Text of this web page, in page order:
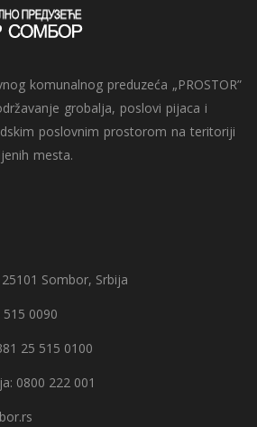
komunalnog preduzeća „PROSTOR”
grobalja, poslovi pijaca i
poslovnim prostorom na teritoriji
mesta.
Sombor, Srbija
0090
25 515 0100
0800 222 001